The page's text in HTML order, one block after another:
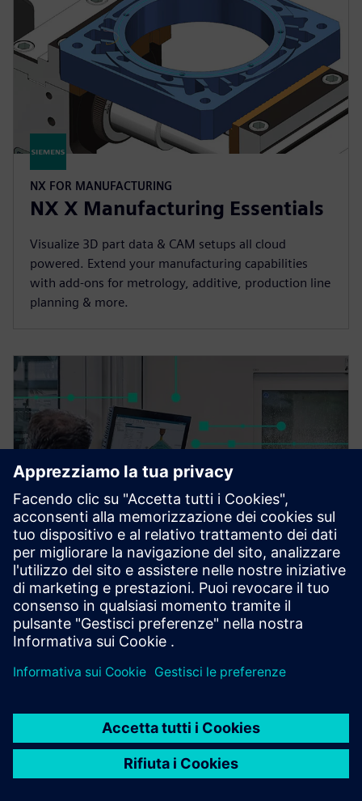
NX FOR MANUFACTURING
NX X Manufacturing Essentials
Visualize 3D part data & CAM setups all cloud
powered. Extend your manufacturing capabilities
with add-ons for metrology, additive, production line
planning & more.
NX X Manufacturing Value
Based Licensing
attraverso il nostro modello Value Based Licensing,
offrono un modo scalabile ed economico per
espandere le tue capacità di produzione.